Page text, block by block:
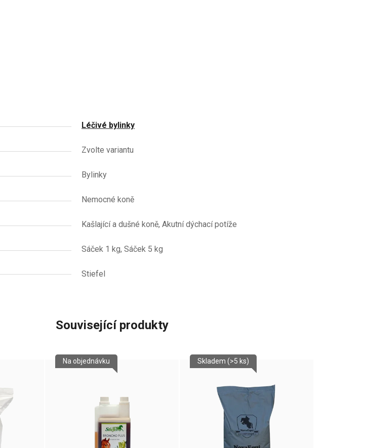
Léčivé bylinky
Zvolte variantu
Bylinky
Nemocné koně
Kašlající a dušné koně, Akutní dýchací potíže
Sáček 1 kg, Sáček 5 kg
Stiefel
Související produkty
Na objednávku Skladem (>5 ks)